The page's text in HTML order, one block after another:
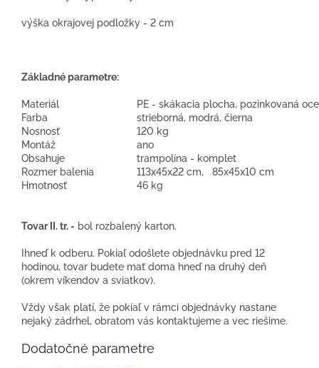
výška okrajovej podložky - 2 cm
Základné parametre:
Materiál
PE - skákacia plocha, pozinkovaná
Farba
strieborná, modrá, čierna
Nosnosť
120 kg
Montáž
ano
Obsahuje
trampolína - komplet
Rozmer balenia
113x45x22 cm, 85x45x10 cm
Hmotnosť
46 kg
Tovar II. tr. - bol rozbalený karton.
Ihneď k odberu. Pokiaľ odošlete objednávku pred 12
hodinou, tovar budete mať doma hneď na druhý deň
(okrem víkendov a sviatkov).
Vždy však platí, že pokiaľ v rámci objednávky nastane
nejaký zádrhel, obratom vás kontaktujeme a vec riešime.
Dodatočné parametre